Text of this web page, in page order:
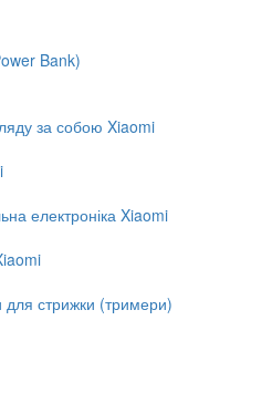
Bank)
за собою Xiaomi
електроніка Xiaomi
стрижки (тримери)